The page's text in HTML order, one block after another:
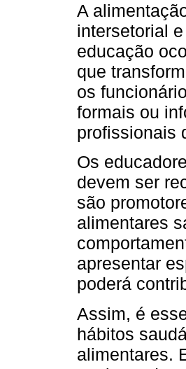
A
intersetorial
educação
que
os
formais ou
profissionais
Os
devem ser
são
alimentares
apresentar
poderá
Assim, é
hábitos
alimentares.